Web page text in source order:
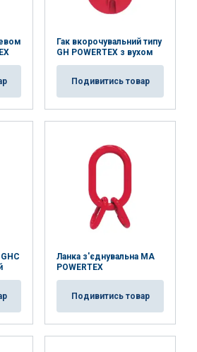
Гак вкорочувальний типу
GH POWERTEX з вухом
Подивитись товар
Ланка з'єднувальна MA
POWERTEX
Подивитись товар
Niesklasyfikowane
WSZYSTKIE
WSZYSTKIE